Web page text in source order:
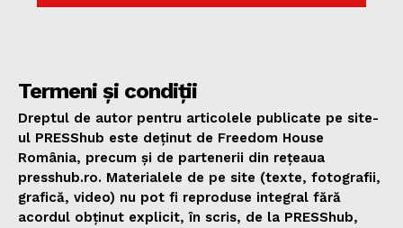
Termeni și condiții
Dreptul de autor pentru articolele publicate pe site-
ul PRESShub este deținut de Freedom House
România, precum și de partenerii din rețeaua
presshub.ro. Materialele de pe site (texte, fotografii,
grafică, video) nu pot fi reproduse integral fără
acordul obținut explicit, în scris, de la PRESShub,